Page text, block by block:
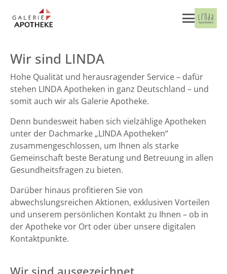
Wir sind LINDA
Hohe Qualität und herausragender Service – dafür
stehen LINDA Apotheken in ganz Deutschland – und
somit auch wir als Galerie Apotheke.
Denn bundesweit haben sich vielzählige Apotheken
unter der Dachmarke „LINDA Apotheken“
zusammengeschlossen, um Ihnen als starke
Gemeinschaft beste Beratung und Betreuung in allen
Gesundheitsfragen zu bieten.
Darüber hinaus profitieren Sie von
abwechslungsreichen Aktionen, exklusiven Vorteilen
und unserem persönlichen Kontakt zu Ihnen – ob in
der Apotheke vor Ort oder über unsere digitalen
Kontaktpunkte.